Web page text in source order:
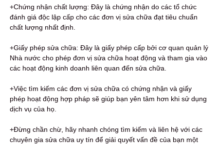
+Chứng nhận chất lượng: Đây là chứng nhận do các tổ chức
đánh giá độc lập cấp cho các đơn vị sửa chữa đạt tiêu chuẩn
chất lượng nhất định.
+Giấy phép sửa chữa: Đây là giấy phép cấp bởi cơ quan quản lý
Nhà nước cho phép đơn vị sửa chữa hoạt động và tham gia vào
các hoạt động kinh doanh liên quan đến sửa chữa.
+Việc tìm kiếm các đơn vị sửa chữa có chứng nhận và giấy
phép hoạt động hợp pháp sẽ giúp bạn yên tâm hơn khi sử dụng
dịch vụ của họ.
+Đừng chần chừ, hãy nhanh chóng tìm kiếm và liên hệ với các
chuyên gia sửa chữa uy tín để giải quyết vấn đề của bạn một